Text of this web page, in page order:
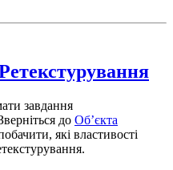
завдання
до Об’єкта
які властивості